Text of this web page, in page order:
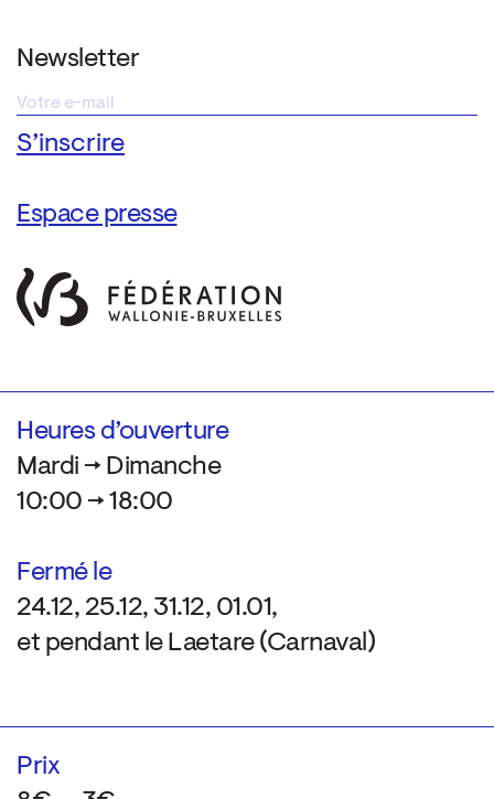
Newsletter
Espace presse
Heures d’ouverture
Mardi → Dimanche
10:00 → 18:00
Fermé le
24.12, 25.12, 31.12, 01.01,
et pendant le Laetare (Carnaval)
Prix